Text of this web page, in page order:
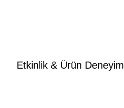
Etkinlik & Ürün Deneyim